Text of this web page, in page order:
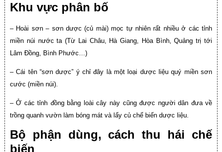
Khu vực phân bố
– Hoài sơn – sơn dược (củ mài) mọc tự nhiên rất nhiều ở các tỉnh
miền núi nước ta (Từ Lai Châu, Hà Giang, Hòa Bình, Quảng trị tới
Lâm Đồng, Bình Phước…)
– Cái tên “sơn dược” ý chỉ đây là một loại dược liệu quý miền sơn
cước (miền núi).
– Ở các tỉnh đồng bằng loài cây này cũng được người dân đưa về
trồng quanh vườn làm bóng mát và lấy củ chế biến dược liệu.
Bộ phận dùng, cách thu hái chế
biến